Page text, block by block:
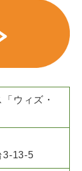
ウィズ・
3-13-5